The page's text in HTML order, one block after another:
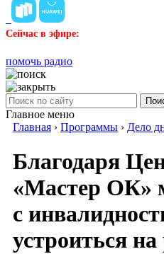
Сейчас в эфире:
помочь радио
Главное меню
Главная › Программы › Дело
Благодаря
«Мастер ОК»
с
устроиться на